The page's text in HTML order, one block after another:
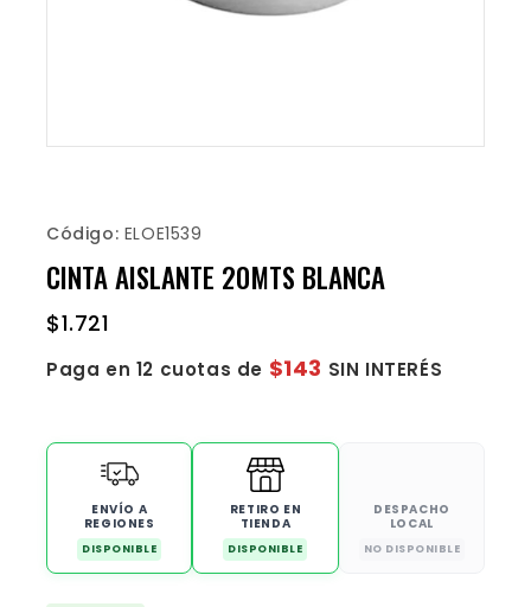
Código: ELOE1539
CINTA AISLANTE 20MTS BLANCA
$1.721
Paga en 12 cuotas de $143 SIN INTERÉS
ENVÍO A
REGIONES
DISPONIBLE
RETIRO EN
TIENDA
DISPONIBLE
DESPACHO
LOCAL
NO DISPONIBLE